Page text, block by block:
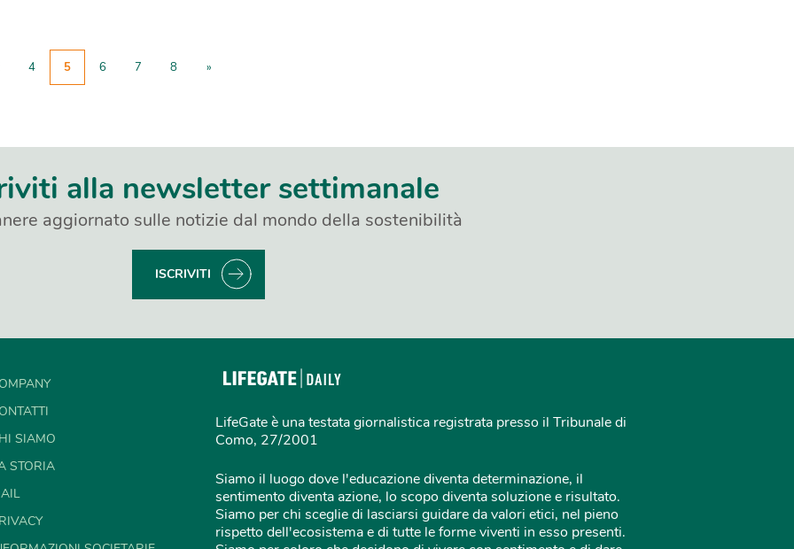
4 5 6 7 8 »
alla newsletter settimanale
aggiornato sulle notizie dal mondo della sostenibilità
ISCRIVITI
SIAMO
STORIA
LifeGate è una testata giornalistica registrata presso il Tribunale di
Como, 27/2001
Siamo il luogo dove l'educazione diventa determinazione, il
sentimento diventa azione, lo scopo diventa soluzione e risultato.
Siamo per chi sceglie di lasciarsi guidare da valori etici, nel pieno
rispetto dell'ecosistema e di tutte le forme viventi in esso presenti.